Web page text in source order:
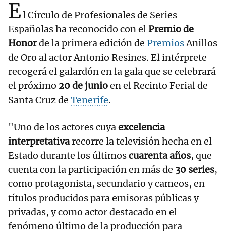
El Círculo de Profesionales de Series
Españolas ha reconocido con elPremio de
Honorde la primera edición de PremiosAnillos
de Oro al actor Antonio Resines. El intérprete
recogerá el galardón en la gala que se celebrará
el próximo 20 de junioen el Recinto Ferial de
Santa Cruz de Tenerife.
"Uno de los actores cuyaexcelencia
interpretativarecorre la televisión hecha en el
Estado durante los últimoscuarenta años, que
cuenta con la participación en más de 30 series,
como protagonista, secundario y cameos, en
títulos producidos para emisoras públicas y
privadas, y como actor destacado en el
fenómeno último de la producción para